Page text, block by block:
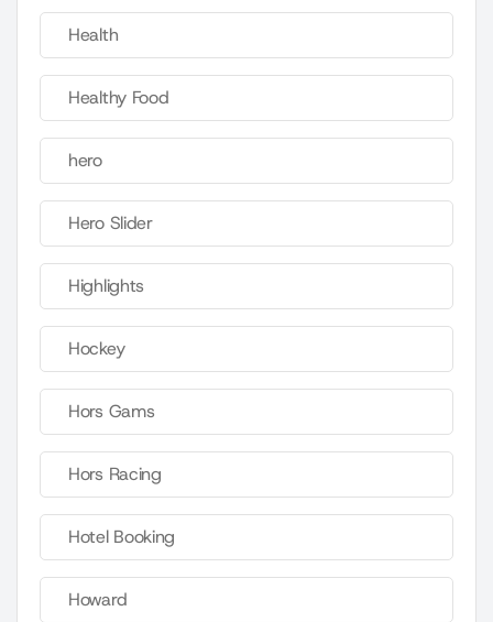
Health
Healthy Food
hero
Hero Slider
Highlights
Hockey
Hors Gams
Hors Racing
Hotel Booking
Howard